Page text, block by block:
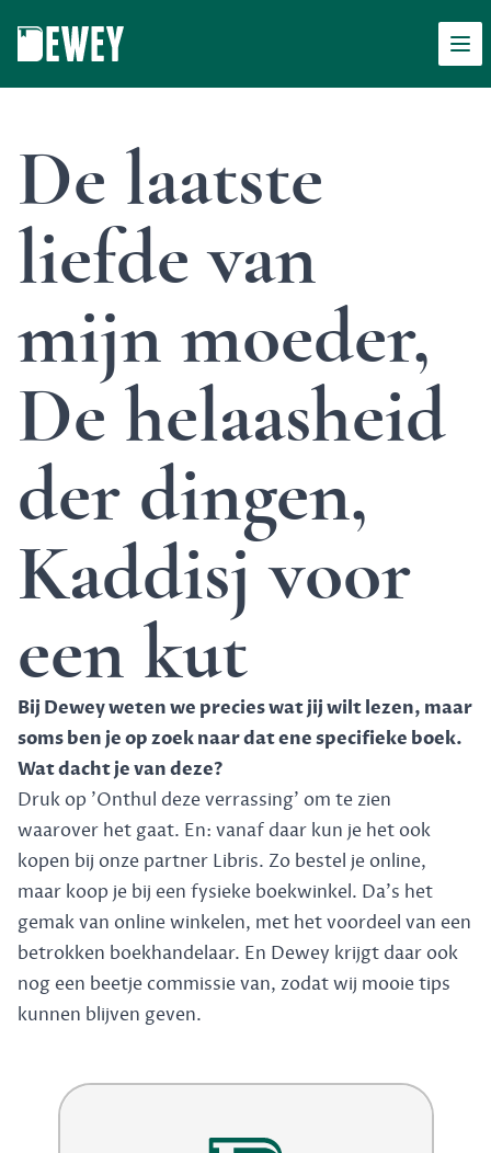
De laatste
liefde van
mijn moeder,
De helaasheid
der dingen,
Kaddisj voor
een kut
Bij Dewey weten we precies wat jij wilt lezen, maar
soms ben je op zoek naar dat ene specifieke boek.
Wat dacht je van deze?
Druk op 'Onthul deze verrassing' om te zien
waarover het gaat. En: vanaf daar kun je het ook
kopen bij onze partner Libris. Zo bestel je online,
maar koop je bij een fysieke boekwinkel. Da's het
gemak van online winkelen, met het voordeel van een
betrokken boekhandelaar. En Dewey krijgt daar ook
nog een beetje commissie van, zodat wij mooie tips
kunnen blijven geven.